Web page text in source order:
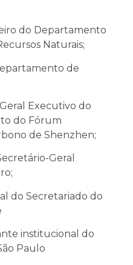
do Departamento
Naturais;
de
Executivo do
do Fórum
de Shenzhen;
Geral
do Secretariado do
institucional do
Paulo